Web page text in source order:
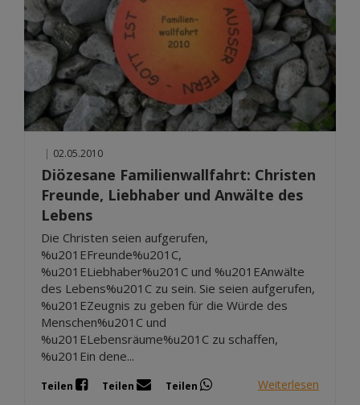
| 02.05.2010
Diözesane Familienwallfahrt: Christen
Freunde, Liebhaber und Anwälte des
Lebens
Die Christen seien aufgerufen,
%u201EFreunde%u201C,
%u201ELiebhaber%u201C und %u201EAnwälte
des Lebens%u201C zu sein. Sie seien aufgerufen,
%u201EZeugnis zu geben für die Würde des
Menschen%u201C und
%u201ELebensräume%u201C zu schaffen,
%u201Ein dene...
Teilen Teilen Teilen Weiterlesen